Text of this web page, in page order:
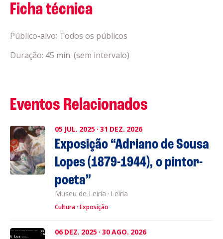
Ficha técnica
Público-alvo: Todos os públicos
Duração: 45 min. (sem intervalo)
Eventos Relacionados
05 JUL. 2025 · 31 DEZ. 2026
Exposição “Adriano de Sousa
Lopes (1879-1944), o pintor-
poeta”
Museu de Leiria · Leiria
Cultura Exposição
06 DEZ. 2025 · 30AGO. 2026